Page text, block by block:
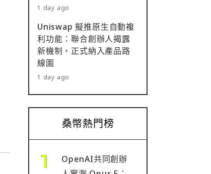
1 day ago
Uniswap 擬推原生自動複
利功能：聯合創辦人揭露
新機制，正式納入產品路
線圖
1 day ago
桑幣熱門榜
OpenAI共同創辦